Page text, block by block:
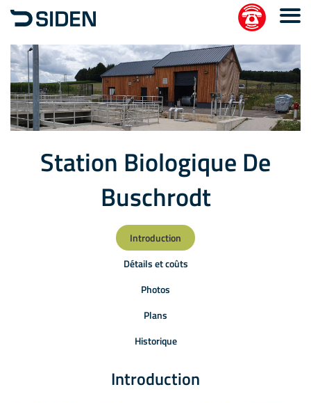
Station Biologique De
Buschrodt
Introduction
Détails et coûts
Photos
Plans
Historique
Introduction